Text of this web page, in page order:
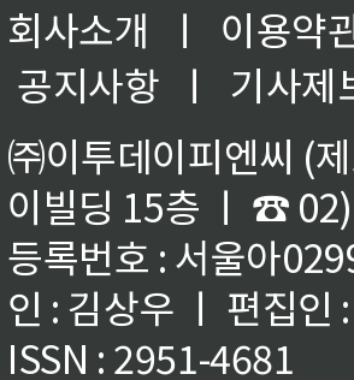
회사소개 ㅣ
이용약
공지사항
ㅣ
기사제
㈜이투데이피엔씨 (
이빌딩 15층 ㅣ ☎
등록번호 : 서울아
인 : 김상우 ㅣ 편집인
ISSN : 2951-4681